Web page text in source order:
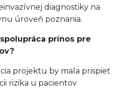
diagnostiky na
úroveň poznania.
prínos pre
projektu by mala prispieť
rizika u pacientov